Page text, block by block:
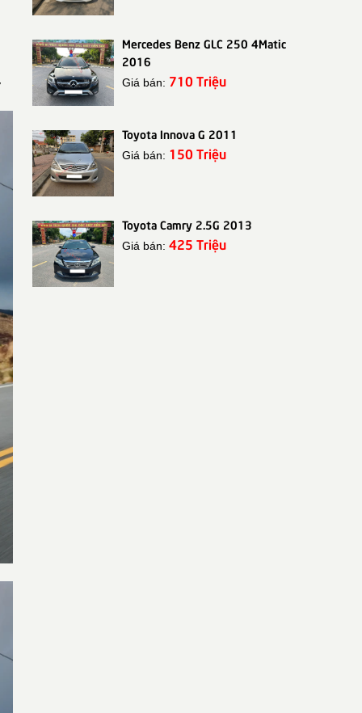
Mercedes Benz GLC 250 4Matic
2016
Giá bán: 710 Triệu
Toyota Innova G 2011
Giá bán: 150 Triệu
Toyota Camry 2.5G 2013
Giá bán: 425 Triệu